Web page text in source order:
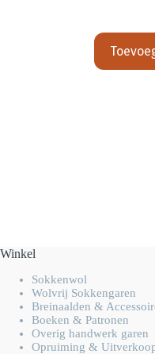
Winkel
Sokkenwol
Wolvrij Sokkengaren
Breinaalden &
Boeken & Patronen
Overig handwerk garen
Opruiming &